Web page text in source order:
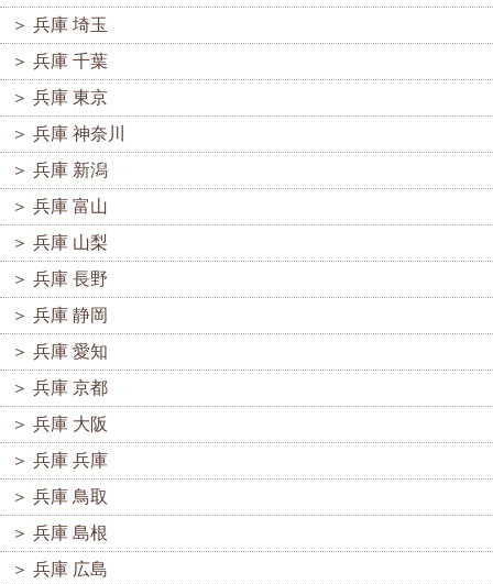
＞ 兵庫 埼玉
＞ 兵庫 千葉
＞ 兵庫 東京
＞ 兵庫 神奈川
＞ 兵庫 新潟
＞ 兵庫 富山
＞ 兵庫 山梨
＞ 兵庫 長野
＞ 兵庫 静岡
＞ 兵庫 愛知
＞ 兵庫 京都
＞ 兵庫 大阪
＞ 兵庫 兵庫
＞ 兵庫 鳥取
＞ 兵庫 島根
＞ 兵庫 広島